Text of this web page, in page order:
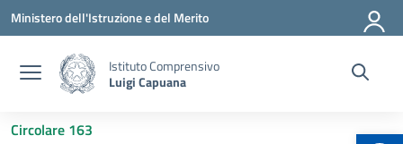
Vai ai contenuti
Vai al menu di navigazione
Vai al footer
Ministero dell'Istruzione e del Merito
Istituto Comprensivo
Luigi Capuana
Circolare 163